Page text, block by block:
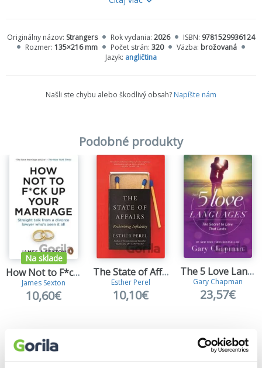
with no prior warning, that he was leaving her. His decision
She thought he was a man who had settled into the life he had
always wanted: a successful career, summers spent at their
beloved home on Martha’s Vineyard, lots of tennis. Overnight, he
As she pieces her life together in the wake of a loss she had
nicknamed ‘Belle the Good’ to a powerful, brave, determined
woman who has learned to use her voice to expose the
patriarchal structures that have forced women to be discreet and
compliant for far too long, Strangers is a must-read memoir of
self-discovery.
Originálny názov: Strangers Rok vydania: 2026 ISBN: 9781529936124
Rozmer: 135×216 mm Počet strán: 320 Väzba: brožovaná
Jazyk: angličtina
Našli ste chybu alebo škodlivý obsah? Napíšte nám
Podobné produkty
Na sklade
How Not to F*ck Up Your Marriage
James Sexton
10,60€
The State of Affairs
Esther Perel
10,10€
The 5 Love Languages
Gary Chapman
23,57€
Vybrané pre teba